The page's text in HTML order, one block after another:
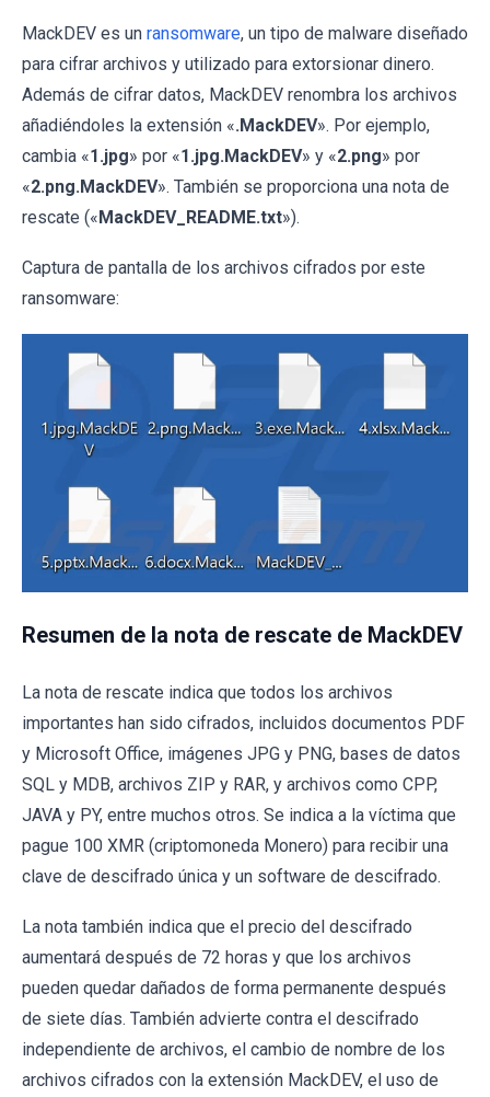
MackDEV es un ransomware, un tipo de malware diseñado
para cifrar archivos y utilizado para extorsionar dinero.
Además de cifrar datos, MackDEV renombra los archivos
añadiéndoles la extensión «.MackDEV». Por ejemplo,
cambia «1.jpg» por «1.jpg.MackDEV» y «2.png» por
«2.png.MackDEV». También se proporciona una nota de
rescate («MackDEV_README.txt»).
Captura de pantalla de los archivos cifrados por este
ransomware:
Resumen de la nota de rescate de MackDEV
La nota de rescate indica que todos los archivos
importantes han sido cifrados, incluidos documentos PDF
y Microsoft Office, imágenes JPG y PNG, bases de datos
SQL y MDB, archivos ZIP y RAR, y archivos como CPP,
JAVA y PY, entre muchos otros. Se indica a la víctima que
pague 100 XMR (criptomoneda Monero) para recibir una
clave de descifrado única y un software de descifrado.
La nota también indica que el precio del descifrado
aumentará después de 72 horas y que los archivos
pueden quedar dañados de forma permanente después
de siete días. También advierte contra el descifrado
independiente de archivos, el cambio de nombre de los
archivos cifrados con la extensión MackDEV, el uso de